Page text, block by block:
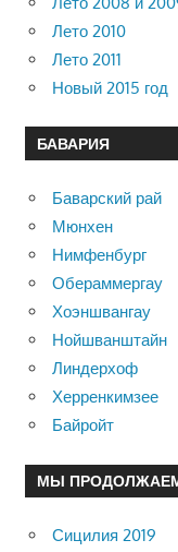
Лето 2010
Лето 2011
Новый 2015 год
БАВАРИЯ
Баварский рай
Мюнхен
Нимфенбург
Обераммергау
Хоэншвангау
Нойшванштайн
Линдерхоф
Херренкимзее
Байройт
МЫ
Сицилия 2019